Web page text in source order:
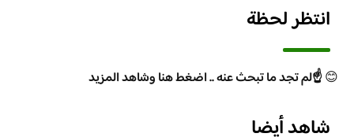
انتظر لحظة
😊☝️لم تجد ما تبحث عنه .. اضغط هنا وشاهد المزيد
شاهد أيضا